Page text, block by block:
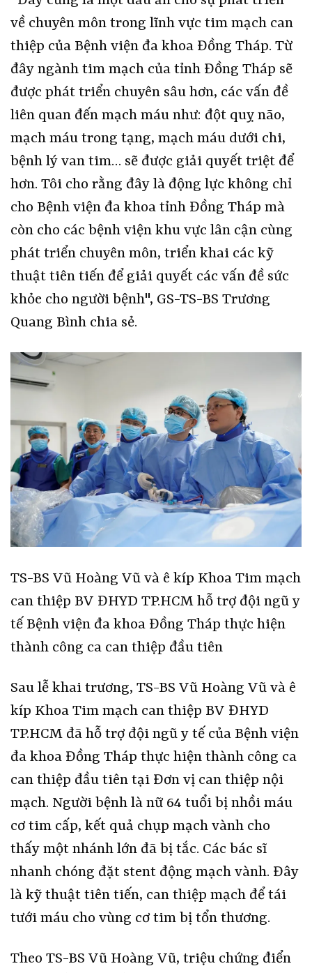
về chuyên môn trong lĩnh vực tim mạch can
thiệp của Bệnh viện đa khoa Đồng Tháp. Từ
đây ngành tim mạch của tỉnh Đồng Tháp sẽ
được phát triển chuyên sâu hơn, các vấn đề
liên quan đến mạch máu như: đột quỵ não,
mạch máu trong tạng, mạch máu dưới chi,
bệnh lý van tim… sẽ được giải quyết triệt để
hơn. Tôi cho rằng đây là động lực không chỉ
cho Bệnh viện đa khoa tỉnh Đồng Tháp mà
còn cho các bệnh viện khu vực lân cận cùng
phát triển chuyên môn, triển khai các kỹ
thuật tiên tiến để giải quyết các vấn đề sức
khỏe cho người bệnh", GS-TS-BS Trương
Quang Bình chia sẻ.
TS-BS Vũ Hoàng Vũ và ê kíp Khoa Tim mạch
can thiệp BV ĐHYD TP.HCM hỗ trợ đội ngũ y
tế Bệnh viện đa khoa Đồng Tháp thực hiện
thành công ca can thiệp đầu tiên
Sau lễ khai trương, TS-BS Vũ Hoàng Vũ và ê
kíp Khoa Tim mạch can thiệp BV ĐHYD
TP.HCM đã hỗ trợ đội ngũ y tế của Bệnh viện
đa khoa Đồng Tháp thực hiện thành công ca
can thiệp đầu tiên tại Đơn vị can thiệp nội
mạch. Người bệnh là nữ 64 tuổi bị nhồi máu
cơ tim cấp, kết quả chụp mạch vành cho
thấy một nhánh lớn đã bị tắc. Các bác sĩ
nhanh chóng đặt stent động mạch vành. Đây
là kỹ thuật tiên tiến, can thiệp mạch để tái
tưới máu cho vùng cơ tim bị tổn thương.
Theo TS-BS Vũ Hoàng Vũ, triệu chứng điển